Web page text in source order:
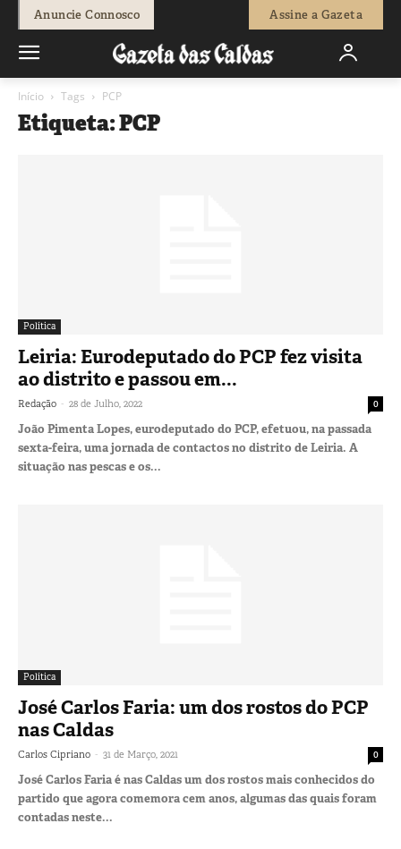
Anuncie Connosco Assine a Gazeta
Início Tags PCP
Etiqueta: PCP
Política
Leiria: Eurodeputado do PCP fez visita
ao distrito e passou em...
Redação - 28 de Julho, 2022 0
João Pimenta Lopes, eurodeputado do PCP, efetuou, na passada
sexta-feira, uma jornada de contactos no distrito de Leiria. A
situação nas pescas e os...
Política
José Carlos Faria: um dos rostos do PCP
nas Caldas
Carlos Cipriano - 31 de Março, 2021 0
José Carlos Faria é nas Caldas um dos rostos mais conhecidos do
partido que agora comemora cem anos, algumas das quais foram
contadas neste...